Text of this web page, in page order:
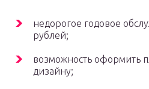
недорогое годовое
рублей;
возможность оформить
дизайну;